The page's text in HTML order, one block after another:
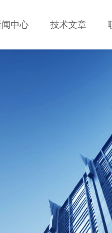
闻中心 技术文章